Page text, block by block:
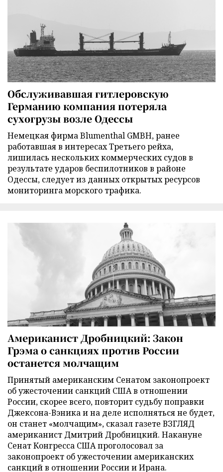
Обслуживавшая гитлеровскую
Германию компания потеряла
сухогрузы возле Одессы
Немецкая фирма Blumenthal GMBH, ранее
работавшая в интересах Третьего рейха,
лишилась нескольких коммерческих судов в
результате ударов беспилотников в районе
Одессы, следует из данных открытых ресурсов
мониторинга морского трафика.
Американист Дробницкий: Закон
Грэма о санкциях против России
останется молчащим
Принятый американским Сенатом законопроект
об ужесточении санкций США в отношении
России, скорее всего, повторит судьбу поправки
Джексона-Вэника и на деле исполняться не будет,
он станет «молчащим», сказал газете ВЗГЛЯД
американист Дмитрий Дробницкий. Накануне
Сенат Конгресса США проголосовал за
законопроект об ужесточении американских
санкций в отношении России и Ирана.